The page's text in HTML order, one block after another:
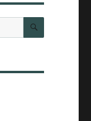
SUCHE